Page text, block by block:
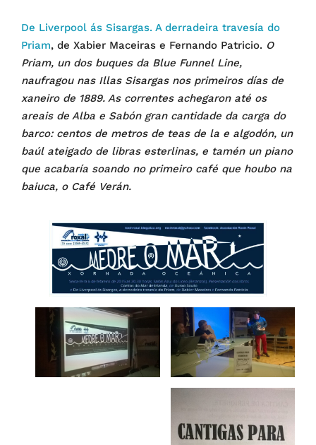
De Liverpool ás Sisargas. A derradeira travesía do
Priam, de Xabier Maceiras e Fernando Patricio. O
Priam, un dos buques da Blue Funnel Line,
naufragou nas Illas Sisargas nos primeiros días de
xaneiro de 1889. As correntes achegaron até os
areais de Alba e Sabón gran cantidade da carga do
barco: centos de metros de teas de la e algodón, un
baúl ateigado de libras esterlinas, e tamén un piano
que acabaría soando no primeiro café que houbo na
baiuca, o Café Verán.